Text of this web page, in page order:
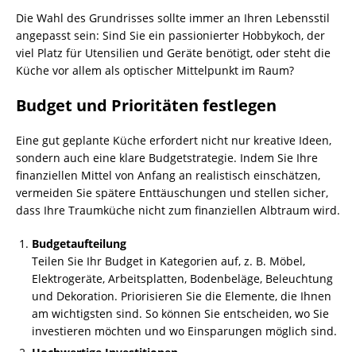
Die Wahl des Grundrisses sollte immer an Ihren Lebensstil
angepasst sein: Sind Sie ein passionierter Hobbykoch, der
viel Platz für Utensilien und Geräte benötigt, oder steht die
Küche vor allem als optischer Mittelpunkt im Raum?
Budget und Prioritäten festlegen
Eine gut geplante Küche erfordert nicht nur kreative Ideen,
sondern auch eine klare Budgetstrategie. Indem Sie Ihre
finanziellen Mittel von Anfang an realistisch einschätzen,
vermeiden Sie spätere Enttäuschungen und stellen sicher,
dass Ihre Traumküche nicht zum finanziellen Albtraum wird.
Budgetaufteilung
Teilen Sie Ihr Budget in Kategorien auf, z. B. Möbel,
Elektrogeräte, Arbeitsplatten, Bodenbeläge, Beleuchtung
und Dekoration. Priorisieren Sie die Elemente, die Ihnen
am wichtigsten sind. So können Sie entscheiden, wo Sie
investieren möchten und wo Einsparungen möglich sind.